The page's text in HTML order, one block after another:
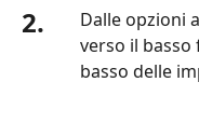
2.
Dalle opzioni
verso il
basso delle